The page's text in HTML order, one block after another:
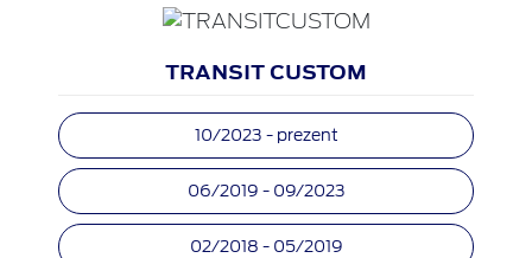
TRANSIT CUSTOM
10/2023 - prezent
06/2019 - 09/2023
02/2018 - 05/2019